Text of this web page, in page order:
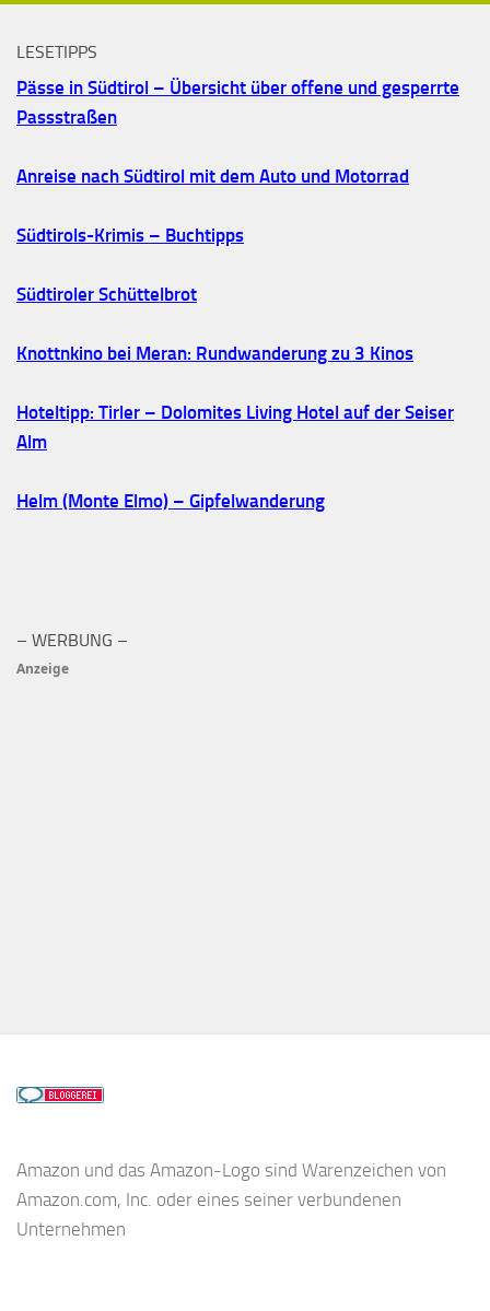
LESETIPPS
Pässe in Südtirol – Übersicht über offene und gesperrte
Passstraßen
Anreise nach Südtirol mit dem Auto und Motorrad
Südtirols-Krimis – Buchtipps
Südtiroler Schüttelbrot
Knottnkino bei Meran: Rundwanderung zu 3 Kinos
Hoteltipp: Tirler – Dolomites Living Hotel auf der Seiser
Alm
Helm (Monte Elmo) – Gipfelwanderung
– WERBUNG –
Anzeige
Amazon und das Amazon-Logo sind Warenzeichen von
Amazon.com, Inc. oder eines seiner verbundenen
Unternehmen